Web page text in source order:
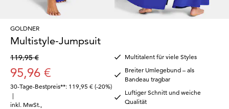
GOLDNER
Multistyle-Jumpsuit
119,95 €
95,96 €
30-Tage-Bestpreis**: 119,95 € (-20%)
|
inkl. MwSt.
Multitalent für viele Styles
Breiter Umlegebund – als
Bandeau tragbar
Luftiger Schnitt und weiche
Qualität